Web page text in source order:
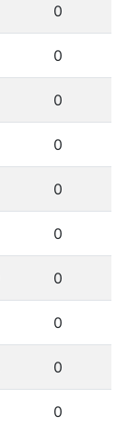
0
0
0
0
0
0
0
0
0
0